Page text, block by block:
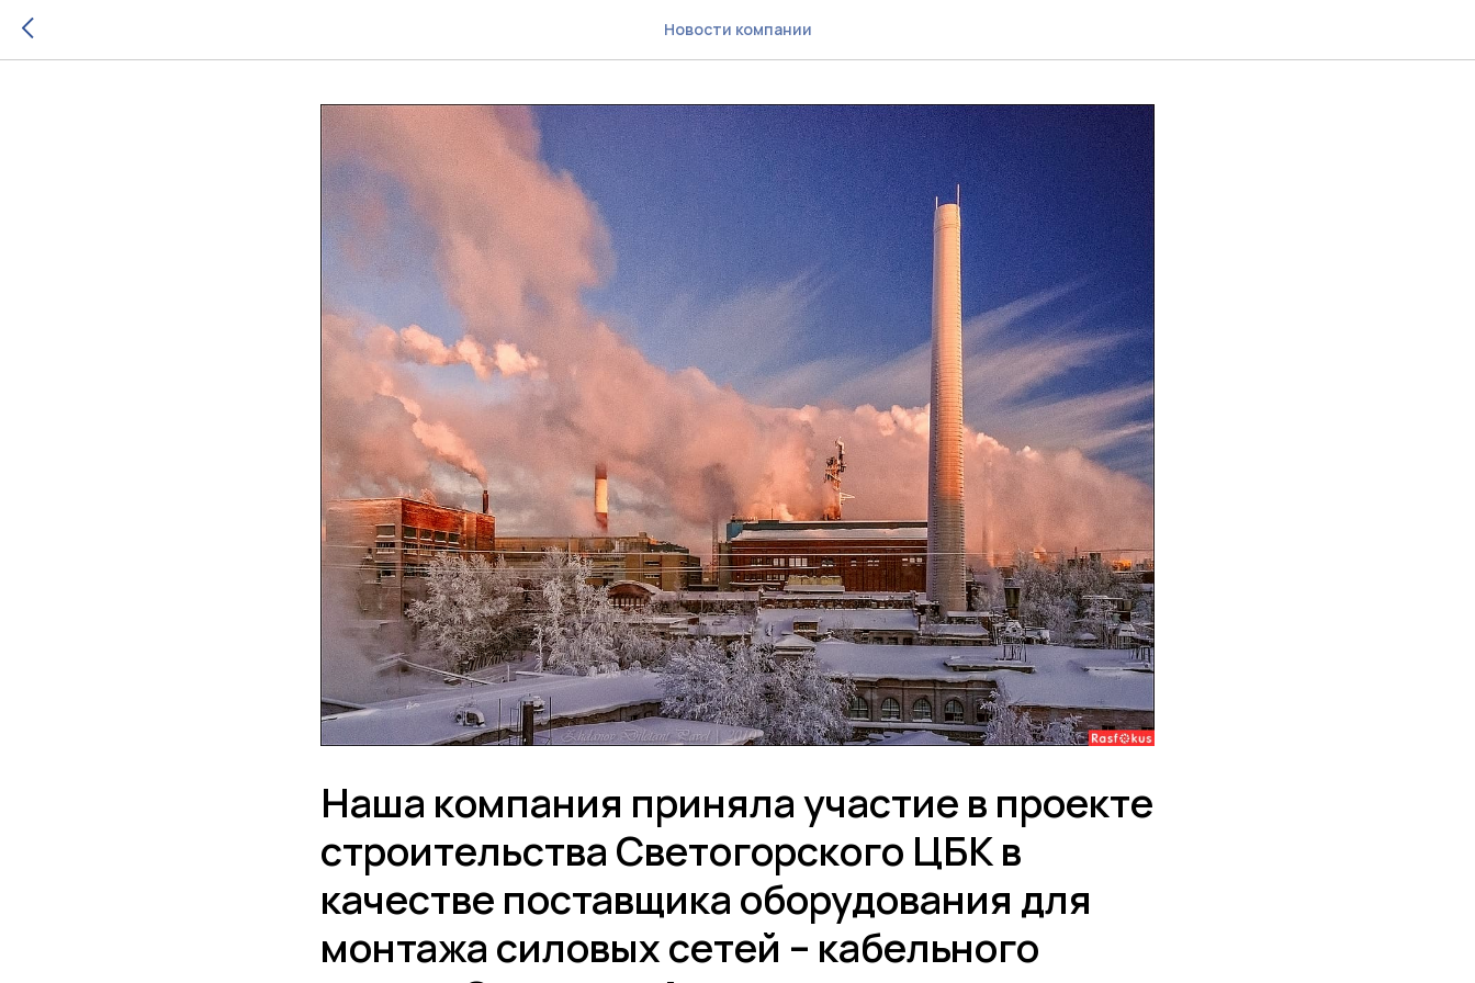
Новости компании
Наша компания приняла участие в проекте
строительства Светогорского ЦБК в
качестве поставщика оборудования для
монтажа силовых сетей – кабельного